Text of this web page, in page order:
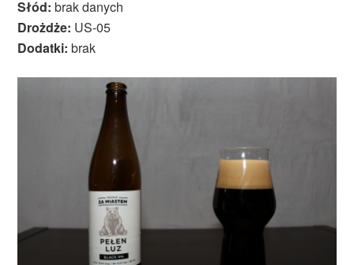
Słód: brak danych
Drożdże: US-05
Dodatki: brak